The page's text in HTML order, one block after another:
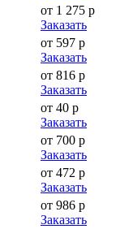
от 1 275 р
Заказать
от 597 р
Заказать
от 816 р
Заказать
от 40 р
Заказать
от 700 р
Заказать
от 472 р
Заказать
от 986 р
Заказать